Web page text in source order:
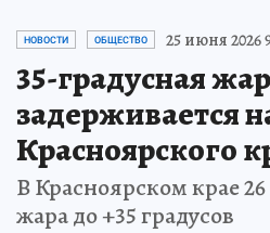
НОВОСТИ ОБЩЕСТВО 25 июня 2026
35-градусная
задерживается
Красноярского
В Красноярском крае
жара до +35 градусов